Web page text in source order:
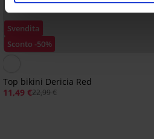
Svendita
Sconto -50%
Top bikini Dericia Red
11,49 €22,99 €